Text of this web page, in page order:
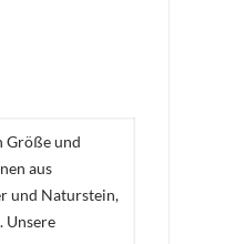
Größe und
aus
und Naturstein,
Unsere